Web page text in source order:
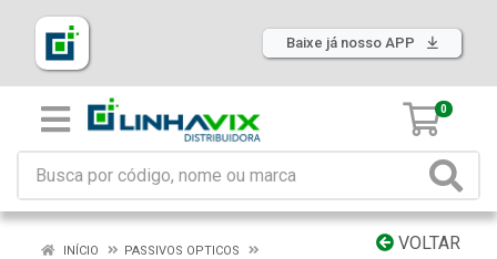
Baixe já nosso APP
0
VOLTAR
INÍCIO
PASSIVOS OPTICOS